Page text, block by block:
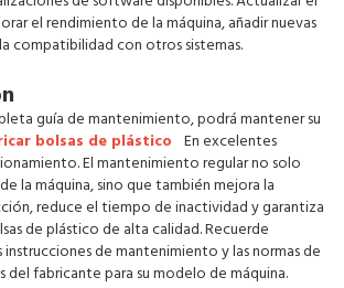
el rendimiento de la máquina, añadir nuevas
compatibilidad con otros sistemas.
guía de mantenimiento, podrá mantener su
bolsas de plástico En excelentes
El mantenimiento regular no solo
la máquina, sino que también mejora la
reduce el tiempo de inactividad y garantiza
de plástico de alta calidad. Recuerde
instrucciones de mantenimiento y las normas de
del fabricante para su modelo de máquina.